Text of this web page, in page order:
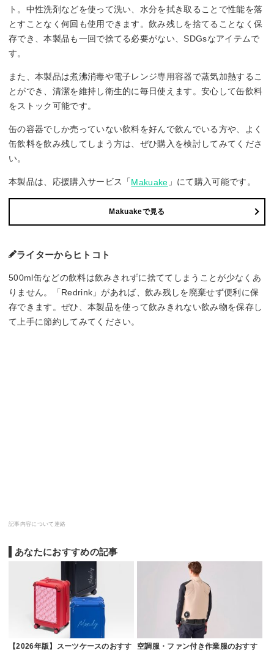
ト。中性洗剤などを使って洗い、水分を拭き取ることで性能を落
とすことなく何回も使用できます。飲み残しを捨てることなく保
存でき、本製品も一回で捨てる必要がない、SDGsなアイテムで
す。
また、本製品は煮沸消毒や電子レンジ専用容器で蒸気加熱するこ
とができ、清潔を維持し衛生的に毎日使えます。安心して缶飲料
をストック可能です。
缶の容器でしか売っていない飲料を好んで飲んでいる方や、よく
缶飲料を飲み残してしまう方は、ぜひ購入を検討してみてくださ
い。
本製品は、応援購入サービス「Makuake 」にて購入可能です。
Makuakeで見る
ライターからヒトコト
500ml缶などの飲料は飲みきれずに捨ててしまうことが少なくあ
りません。「Redrink」があれば、飲み残しを廃棄せず便利に保
存できます。ぜひ、本製品を使って飲みきれない飲み物を保存し
て上手に節約してみてください。
記事内容について連絡
あなたにおすすめの記事
【2026年版】スーツケースのおすす
空調服・ファン付き作業服のおすす